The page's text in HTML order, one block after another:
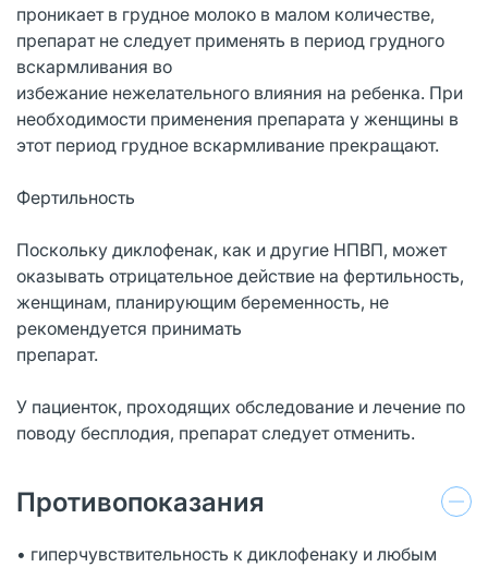
проникает в грудное молоко в малом количестве,
препарат не следует применять в период грудного
вскармливания во
избежание нежелательного влияния на ребенка. При
необходимости применения препарата у женщины в
этот период грудное вскармливание прекращают.
Фертильность
Поскольку диклофенак, как и другие НПВП, может
оказывать отрицательное действие на фертильность,
женщинам, планирующим беременность, не
рекомендуется принимать
препарат.
У пациенток, проходящих обследование и лечение по
поводу бесплодия, препарат следует отменить.
Противопоказания
• гиперчувствительность к диклофенаку и любым